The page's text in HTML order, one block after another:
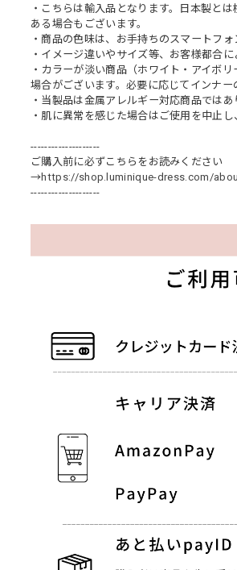
・こちらは輸入品となります。日本製と
ある場合もございます。
・商品の色味は、お手持ちのスマートフ
・イメージ違いやサイズ等、お客様都合
・カラーが淡い商品（ホワイト・アイボ
場合がございます。必要に応じてインナー
・当製品は金属アレルギー対応商品ではあ
・肌に異常を感じた場合はご使用を中止
--------------------
ご購入前に必ずこちらをお読みください
→https://shop.luminique-dress.com/
--------------------